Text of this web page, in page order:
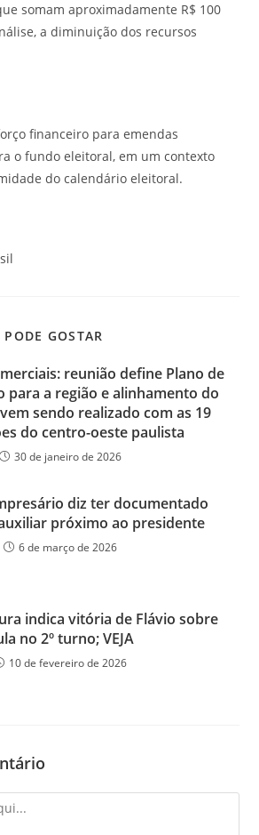
somam aproximadamente R$ 100
a diminuição dos recursos
financeiro para emendas
o fundo eleitoral, em um contexto
do calendário eleitoral.
GOSTAR
reunião define Plano de
para a região e alinhamento do
sendo realizado com as 19
do centro-oeste paulista
30 de janeiro de 2026
diz ter documentado
próximo ao presidente
6 de março de 2026
indica vitória de Flávio sobre
no 2º turno; VEJA
10 de fevereiro de 2026